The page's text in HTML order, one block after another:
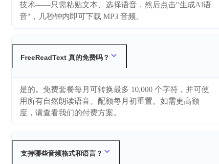
技术——只需粘贴文本、选择语音，然后点击"生成AI语
音"，几秒钟内即可下载 MP3 音频。
FreeReadText 真的免费吗？
是的。免费套餐每月可转换最多 10,000 个字符，并可使
用所有自然朗读语音。配额每月初重置。如需更高额
度，请查看我们的付费方案。
支持哪些音频格式和语言？